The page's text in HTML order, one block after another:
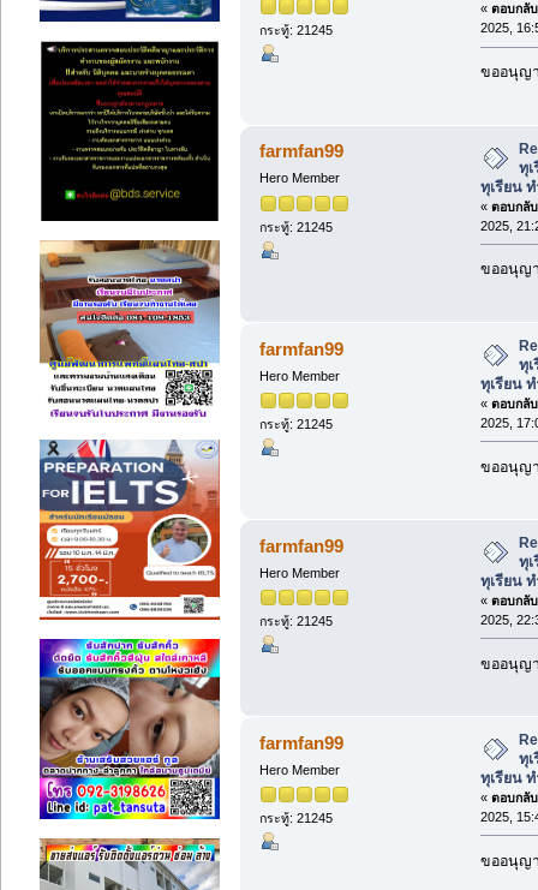
กระทู้: 21245
« ตอบกลั
2025,
ขออนุญ
farmfan99
Hero Member
กระทู้: 21245
ทุ
ทุเรียน
« ตอบกลั
2025,
ขออนุญ
farmfan99
Hero Member
กระทู้: 21245
ทุ
ทุเรียน
« ตอบกลั
2025,
ขออนุญ
farmfan99
Hero Member
กระทู้: 21245
ทุ
ทุเรียน
« ตอบกลั
2025,
ขออนุญ
farmfan99
Hero Member
กระทู้: 21245
ทุ
ทุเรียน
« ตอบกลั
2025,
ขออนุญ